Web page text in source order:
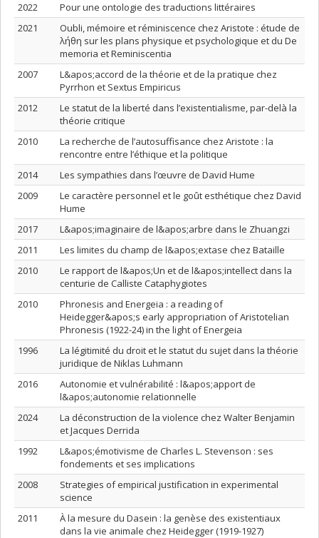
2022
Pour une ontologie des traductions littéraires
2021
Oubli, mémoire et réminiscence chez Aristote : étude de
λήθη sur les plans physique et psychologique et du De
memoria et Reminiscentia
2007
L&apos;accord de la théorie et de la pratique chez
Pyrrhon et Sextus Empiricus
2012
Le statut de la liberté dans l’existentialisme, par-delà la
théorie critique
2010
La recherche de l’autosuffisance chez Aristote : la
rencontre entre l’éthique et la politique
2014
Les sympathies dans l’œuvre de David Hume
2009
Le caractère personnel et le goût esthétique chez David
Hume
2017
L&apos;imaginaire de l&apos;arbre dans le Zhuangzi
2011
Les limites du champ de l&apos;extase chez Bataille
2010
Le rapport de l&apos;Un et de l&apos;intellect dans la
centurie de Calliste Cataphygiotes
2010
Phronesis and Energeia : a reading of
Heidegger&apos;s early appropriation of Aristotelian
Phronesis (1922-24) in the light of Energeia
1996
La légitimité du droit et le statut du sujet dans la théorie
juridique de Niklas Luhmann
2016
Autonomie et vulnérabilité : l&apos;apport de
l&apos;autonomie relationnelle
2024
La déconstruction de la violence chez Walter Benjamin
et Jacques Derrida
1992
L&apos;émotivisme de Charles L. Stevenson : ses
fondements et ses implications
2008
Strategies of empirical justification in experimental
science
2011
À la mesure du Dasein : la genèse des existentiaux
dans la vie animale chez Heidegger (1919-1927)